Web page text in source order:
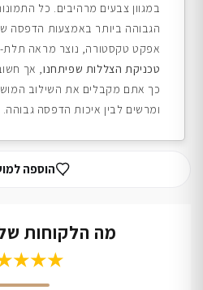
במגוון צבעים מרהיבים. כל
הגבוהה ביותר באמצעות הדפסה
אפקט טקסטורה, נוצר מראה
טכניקת הצללות שפיתחנו, אך
כך אתם מקבלים את השילוב
ומרשים לבין איכות הדפסה גבוהה.
הוספה
מה הלקוחות